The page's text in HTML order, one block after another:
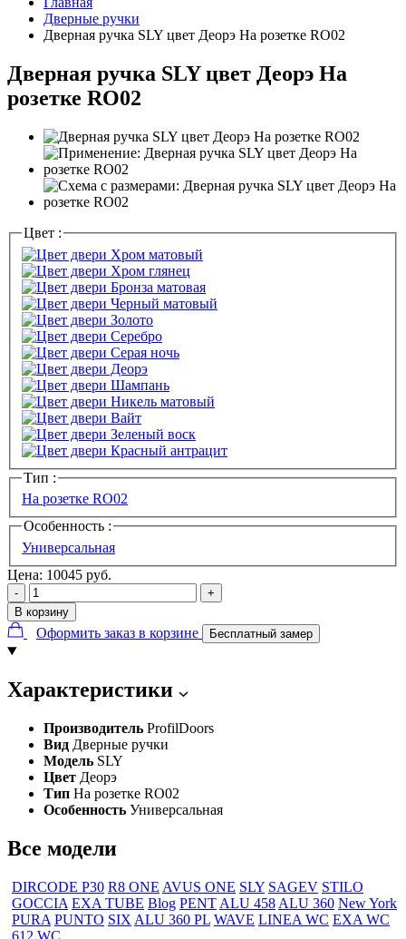
Дверные ручки
Дверная ручка SLY цвет Деорэ На розетке RO02
Дверная ручка SLY цвет Деорэ На
розетке RO02
Цвет :
Тип :
На розетке RO02
Особенность :
Универсальная
Цена: 10045 руб.
-
+
В корзину
Оформить заказ в корзине Бесплатный замер
Характеристики
Производитель ProfilDoors
Вид Дверные ручки
Модель SLY
Цвет Деорэ
Тип На розетке RO02
Особенность Универсальная
Все модели
DIRCODE P30 R8 ONE AVUS ONE SLY SAGEV STILO
GOCCIA EXA TUBE Blog PENT ALU 458 ALU 360 New York
PURA PUNTO SIX ALU 360 PL WAVE LINEA WC EXA WC
612 WC